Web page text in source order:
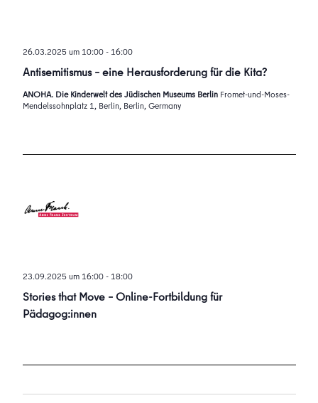
Antisemitismus – eine Herausforderung für die Kita?
26.03.2025 um 10:00- 16:00
ANOHA. Die Kinderwelt des Jüdischen Museums Berlin Fromet-und-Moses-
Mendelssohnplatz 1, Berlin, Berlin, Germany
Stories that Move – Online-Fortbildung für
Pädagog:innen
23.09.2025 um 16:00- 18:00